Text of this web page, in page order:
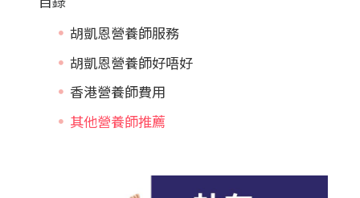
胡凱恩營養師服務
胡凱恩營養師好唔好
香港營養師費用
其他營養師推薦